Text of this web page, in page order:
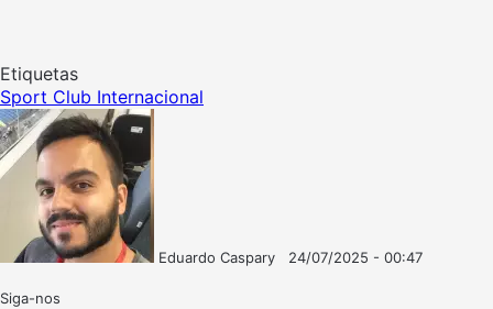
Etiquetas
Sport Club Internacional
Eduardo Caspary
24/07/2025 - 00:47
Siga-nos